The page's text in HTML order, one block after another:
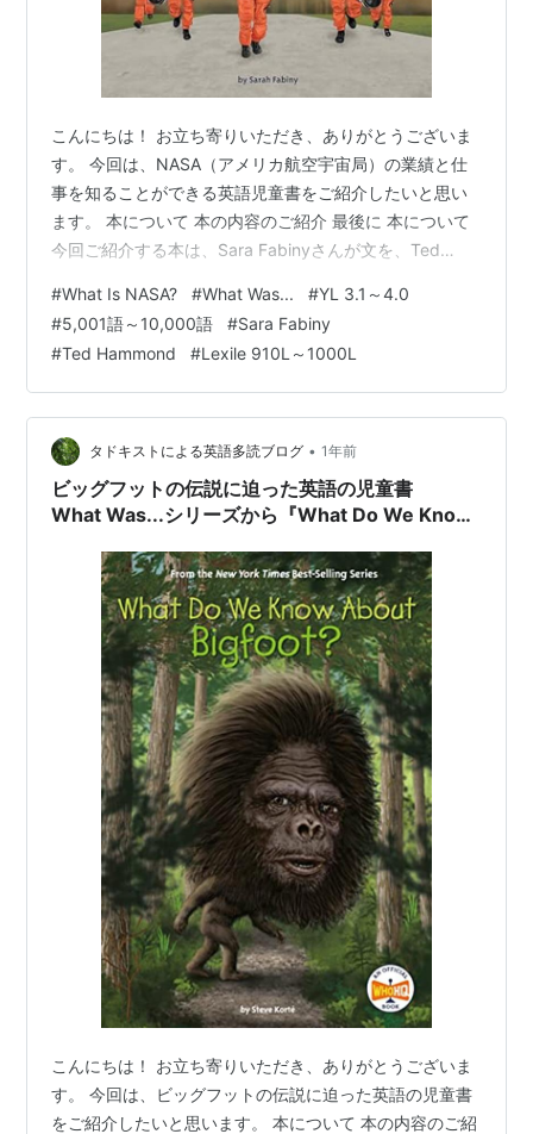
こんにちは！ お立ち寄りいただき、ありがとうございま
す。 今回は、NASA（アメリカ航空宇宙局）の業績と仕
事を知ることができる英語児童書をご紹介したいと思い
ます。 本について 本の内容のご紹介 最後に 本について
今回ご紹介する本は、Sara Fabinyさんが文を、Ted
IS NASA?』です。 元々は、アメリカの子ども向けに書か
れた本ですが、日本でも多読用として人気のあるシリー
ズです。 YL 2.8～3.8程度 語数は7,954語 Lexile: 970L
シリーズ：What Was...の本です。 WHAT IS NASA? …
#What Is NASA? #What Was... #YL 3.1～4.0
#5,001語～10,000語 #Sara Fabiny
#Ted Hammond #Lexile 910L～1000L
タドキストによる英語多読ブログ • 1年前
ビッグフットの伝説に迫った英語の児童書
What Was...シリーズから『What Do We Know
こんにちは！ お立ち寄りいただき、ありがとうございま
す。 今回は、ビッグフットの伝説に迫った英語の児童書
をご紹介したいと思います。 本について 本の内容のご紹